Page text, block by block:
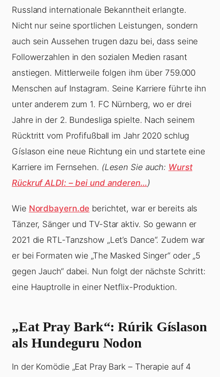
Russland internationale Bekanntheit erlangte.
Nicht nur seine sportlichen Leistungen, sondern
auch sein Aussehen trugen dazu bei, dass seine
Followerzahlen in den sozialen Medien rasant
anstiegen. Mittlerweile folgen ihm über 759.000
Menschen auf Instagram. Seine Karriere führte ihn
unter anderem zum 1. FC Nürnberg, wo er drei
Jahre in der 2. Bundesliga spielte. Nach seinem
Rücktritt vom Profifußball im Jahr 2020 schlug
Gíslason eine neue Richtung ein und startete eine
Karriere im Fernsehen. (Lesen Sie auch: Wurst
Rückruf ALDI: – bei und anderen…)
Wie Nordbayern.de berichtet, war er bereits als
Tänzer, Sänger und TV-Star aktiv. So gewann er
2021 die RTL-Tanzshow „Let’s Dance“. Zudem war
er bei Formaten wie „The Masked Singer“ oder „5
gegen Jauch“ dabei. Nun folgt der nächste Schritt:
eine Hauptrolle in einer Netflix-Produktion.
„Eat Pray Bark“: Rúrik Gíslason
als Hundeguru Nodon
In der Komödie „Eat Pray Bark – Therapie auf 4